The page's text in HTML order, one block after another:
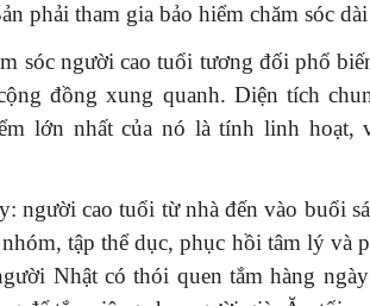
phải tham gia bảo hiểm chăm sóc
sóc người cao tuổi tương đối phổ
đồng xung quanh. Diện tích
lớn nhất của nó là tính linh hoạt,
người cao tuổi từ nhà đến vào buổi
tập thể dục, phục hồi tâm lý và
Nhật có thói quen tắm hàng